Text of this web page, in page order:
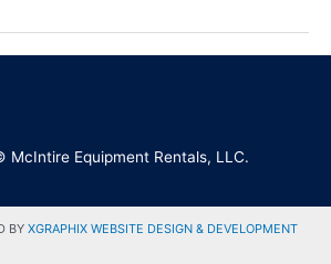
McIntire Equipment Rentals, LLC.
BY XGRAPHIX WEBSITE DESIGN & DEVELOPMENT